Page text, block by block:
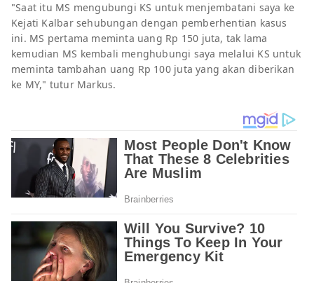
"Saat itu MS mengubungi KS untuk menjembatani saya ke
Kejati Kalbar sehubungan dengan pemberhentian kasus
ini. MS pertama meminta uang Rp 150 juta, tak lama
kemudian MS kembali menghubungi saya melalui KS untuk
meminta tambahan uang Rp 100 juta yang akan diberikan
ke MY," tutur Markus.